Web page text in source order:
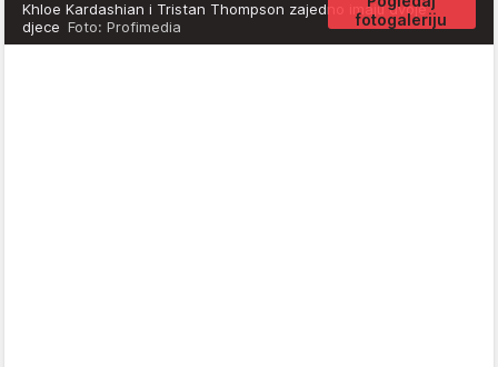
fotogaleriju
Khloe Kardashian i Tristan Thompson zajedno imaju dvoje
djece Foto: Profimedia